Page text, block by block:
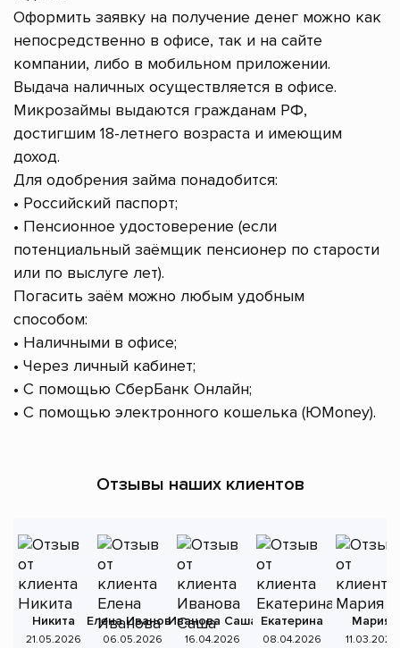
Оформить заявку на получение денег можно как
непосредственно в офисе, так и на сайте
компании, либо в мобильном приложении.
Выдача наличных осуществляется в офисе.
Микрозаймы выдаются гражданам РФ,
достигшим 18-летнего возраста и имеющим
доход.
Для одобрения займа понадобится:
• Российский паспорт;
• Пенсионное удостоверение (если
потенциальный заёмщик пенсионер по старости
или по выслуге лет).
Погасить заём можно любым удобным
способом:
• Наличными в офисе;
• Через личный кабинет;
• С помощью СберБанк Онлайн;
• С помощью электронного кошелька (ЮMoney).
Отзывы наших клиентов
Никита
21.05.2026
Елена Иванова
06.05.2026
Иванова Саша
16.04.2026
Екатерина
08.04.2026
Мария
11.03.2026